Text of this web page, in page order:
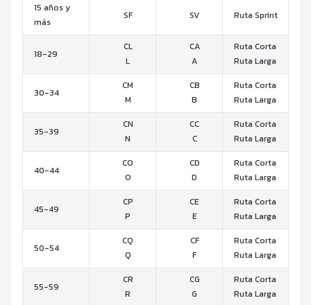
15 años y
más
SF SV Ruta Sprint
18-29
CL
L
CA
A
Ruta Corta
Ruta Larga
30-34
CM
M
CB
B
Ruta Corta
Ruta Larga
35-39
CN
N
CC
C
Ruta Corta
Ruta Larga
40-44
CO
O
CD
D
Ruta Corta
Ruta Larga
45-49
CP
P
CE
E
Ruta Corta
Ruta Larga
50-54
CQ
Q
CF
F
Ruta Corta
Ruta Larga
55-59
CR
R
CG
G
Ruta Corta
Ruta Larga